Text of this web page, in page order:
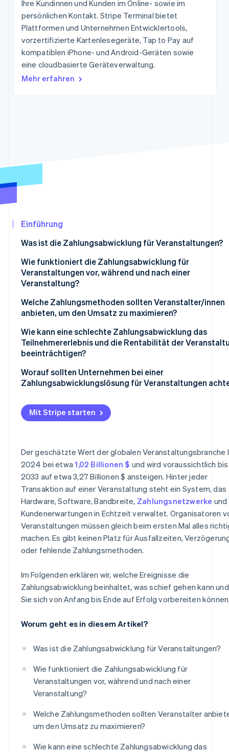
Betrugsprävention
Atlas
Start-up-Gründung
Climate
CO₂-Entnahme
Ecosystem
Partner
Stripe App-Marktplatz
Ihre Kundinnen und Kunden im Online- sowie im
persönlichen Kontakt. Stripe Terminal bietet
Plattformen und Unternehmen Entwicklertools,
vorzertifizierte Kartenlesegeräte, Tap to Pay auf
kompatiblen iPhone- und Android-Geräten sowie
eine cloudbasierte Geräteverwaltung.
Mehr erfahren
Einführung
Was ist die Zahlungsabwicklung für Veranstaltungen?
Wie funktioniert die Zahlungsabwicklung für
Veranstaltungen vor, während und nach einer
Veranstaltung?
Vor der Veranstaltung
Während der Veranstaltung
Nach der Veranstaltung
Welche Zahlungsmethoden sollten Veranstalter/innen
anbieten, um den Umsatz zu maximieren?
Kredit- und Debitkarten
Digital Wallets
QR-Codes und Zahlungen von Konto zu Konto
Bargeld
Prepaid-Optionen und Closed-Loop-Systeme
Wie kann eine schlechte Zahlungsabwicklung das
Teilnehmererlebnis und die Rentabilität der
beeinträchtigen?
Langsame Bezahlvorgänge
Fehlgeschlagene Transaktionen
Eingeschränkte Zahlungsmöglichkeiten
Worauf sollten Unternehmen bei einer
Zahlungsabwicklungslösung für Veranstaltungen
Unterstützung mehrerer Zahlungsmethoden
Lieferanten- und Auszahlungsmanagement
Daten und Steuerung in Echtzeit
Compliance und Sicherheit
Schnelle und einfache Bereitstellung
Mit Stripe starten
Der geschätzte Wert der globalen Veranstaltungsbranche
2024 bei etwa1,02 Billionen $ und wird voraussichtlich bis
2033 auf etwa 3,27 Billionen $ ansteigen. Hinter jeder
Transaktion auf einer Veranstaltung steht ein System, das
Hardware, Software, Bandbreite, Zahlungsnetzwerke und
Kundenerwartungen in Echtzeit verwaltet. Organisatoren
Veranstaltungen müssen gleich beim ersten Mal alles
machen. Es gibt keinen Platz für Ausfallzeiten,
oder fehlende Zahlungsmethoden.
Im Folgenden erklären wir, welche Ereignisse die
Zahlungsabwicklung beinhaltet, was schief gehen kann
Sie sich von Anfang bis Ende auf Erfolg vorbereiten
Worum geht es in diesem Artikel?
Was ist die Zahlungsabwicklung für Veranstaltungen?
Wie funktioniert die Zahlungsabwicklung für
Veranstaltungen vor, während und nach einer
Veranstaltung?
Welche Zahlungsmethoden sollten Veranstalter
um den Umsatz zu maximieren?
Wie kann eine schlechte Zahlungsabwicklung das